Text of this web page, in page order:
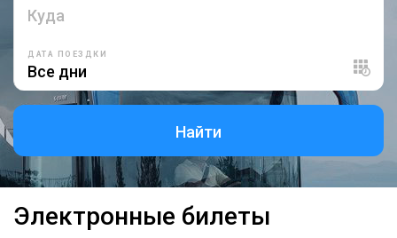
Куда
ДАТА ПОЕЗДКИ
Найти
Электронные билеты